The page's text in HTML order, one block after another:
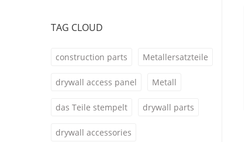
TAG CLOUD
construction parts Metallersatzteile
drywall access panel Metall
das Teile stempelt drywall parts
drywall accessories